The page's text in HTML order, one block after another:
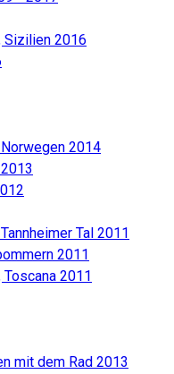
Sizilien 2016
2014
Tal 2011
2011
2011
mit dem Rad 2013